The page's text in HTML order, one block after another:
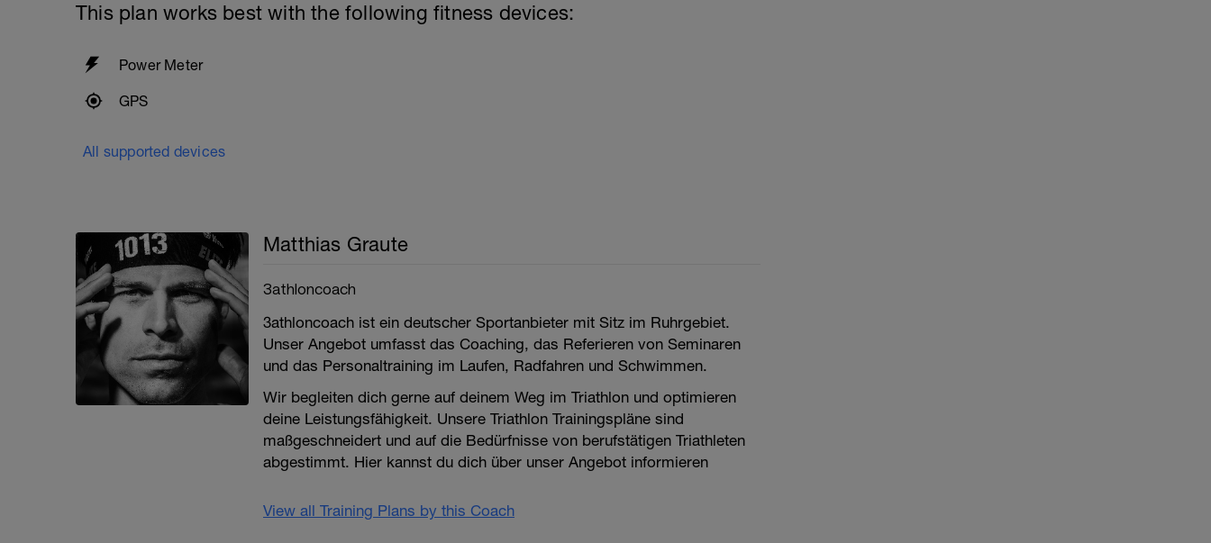
This plan works best with the following fitness devices:
Power Meter
GPS
All supported devices
Matthias Graute
3athloncoach
3athloncoach ist ein deutscher Sportanbieter mit Sitz im Ruhrgebiet.
Unser Angebot umfasst das Coaching, das Referieren von Seminaren
und das Personaltraining im Laufen, Radfahren und Schwimmen.
Wir begleiten dich gerne auf deinem Weg im Triathlon und optimieren
deine Leistungsfähigkeit. Unsere Triathlon Trainingspläne sind
maßgeschneidert und auf die Bedürfnisse von berufstätigen Triathleten
abgestimmt. Hier kannst du dich über unser Angebot informieren
View all Training Plans by this Coach